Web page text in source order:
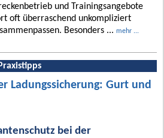
und Trainingsangebote
oft überraschend unkompliziert
Besonders ... mehr ...
Ladungssicherung: Gurt und
bei der